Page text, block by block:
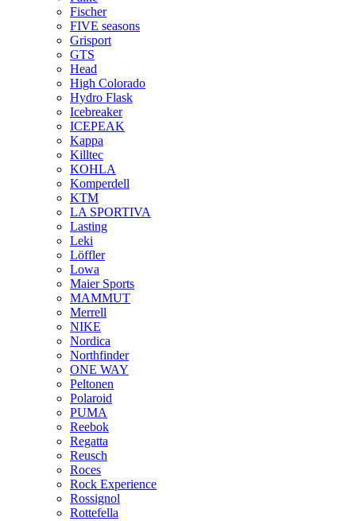
Fischer
FIVE seasons
Grisport
GTS
Head
High Colorado
Hydro Flask
Icebreaker
ICEPEAK
Kappa
Killtec
KOHLA
Komperdell
KTM
LA SPORTIVA
Lasting
Leki
Löffler
Lowa
Maier Sports
MAMMUT
Merrell
NIKE
Nordica
Northfinder
ONE WAY
Peltonen
Polaroid
PUMA
Reebok
Regatta
Reusch
Roces
Rock Experience
Rossignol
Rottefella